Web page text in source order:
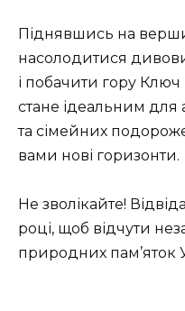
Піднявшись на
насолодитися
і побачити гору Ключ
стане ідеальним для
та сімейних
вами нові горизонти.
Не зволікайте!
році, щоб відчути
природних пам’яток